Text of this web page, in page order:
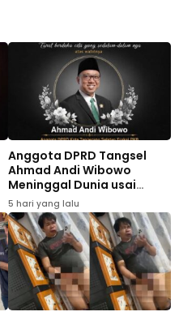
Anggota DPRD Tangsel
Ahmad Andi Wibowo
Meninggal Dunia usai
Kecelakaan di Tol Cipali
5 hari yang lalu